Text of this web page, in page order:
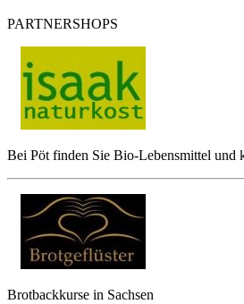
PARTNERSHOPS
Bei Pöt finden Sie Bio-Lebensmittel und
Brotbackkurse in Sachsen